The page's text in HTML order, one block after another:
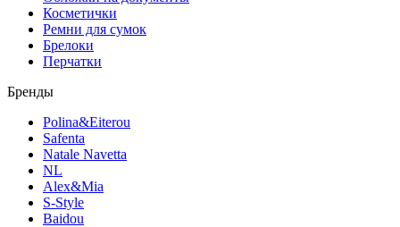
Косметички
Ремни для сумок
Брелоки
Перчатки
Бренды
Polina&Eiterou
Safenta
Natale Navetta
NL
Alex&Mia
S-Style
Baidou